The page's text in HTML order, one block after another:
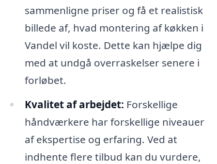
sammenligne priser og få et realistisk
billede af, hvad montering af køkken i
Vandel vil koste. Dette kan hjælpe dig
med at undgå overraskelser senere i
forløbet.
Kvalitet af arbejdet: Forskellige
håndværkere har forskellige niveauer
af ekspertise og erfaring. Ved at
indhente flere tilbud kan du vurdere,